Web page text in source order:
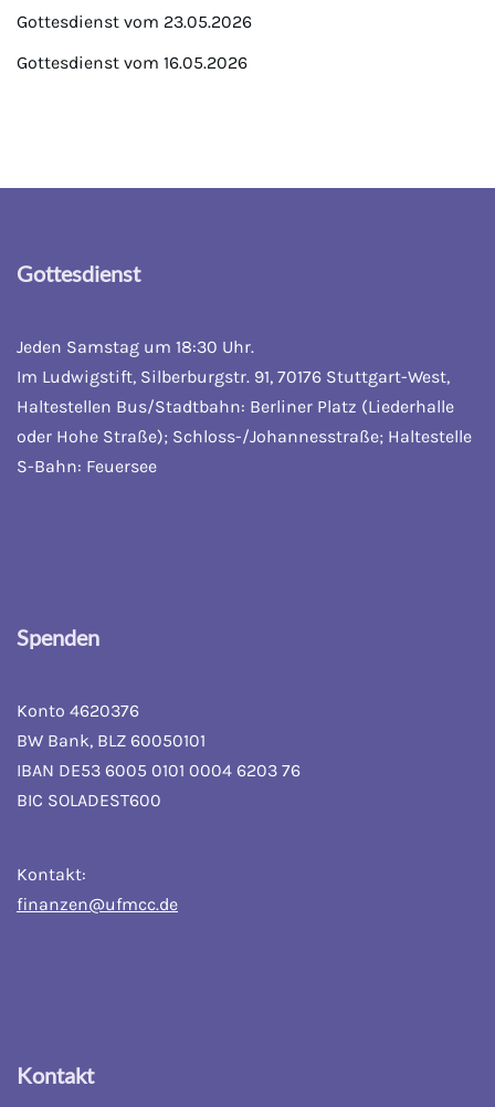
Gottesdienst vom 23.05.2026
Gottesdienst vom 16.05.2026
Gottesdienst
Jeden Samstag um 18:30 Uhr.
Im Ludwigstift, Silberburgstr. 91, 70176 Stuttgart-West,
Haltestellen Bus/Stadtbahn: Berliner Platz (Liederhalle
oder Hohe Straße); Schloss-/Johannesstraße; Haltestelle
S-Bahn: Feuersee
Spenden
Konto 4620376
BW Bank, BLZ 60050101
IBAN DE53 6005 0101 0004 6203 76
BIC SOLADEST600
Kontakt:
finanzen@ufmcc.de
Kontakt